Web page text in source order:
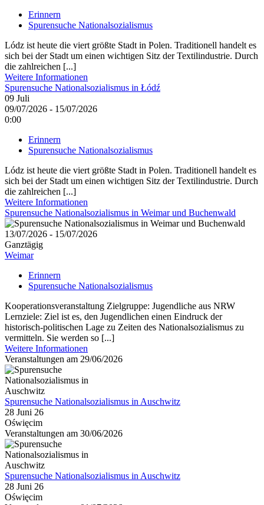
Erinnern
Spurensuche Nationalsozialismus
Lódz ist heute die viert größte Stadt in Polen. Traditionell handelt es
sich bei der Stadt um einen wichtigen Sitz der Textilindustrie. Durch
die zahlreichen [...]
Weitere Informationen
Spurensuche Nationalsozialismus in Łódź
09 Juli
09/07/2026 - 15/07/2026
0:00
Erinnern
Spurensuche Nationalsozialismus
Lódz ist heute die viert größte Stadt in Polen. Traditionell handelt es
sich bei der Stadt um einen wichtigen Sitz der Textilindustrie. Durch
die zahlreichen [...]
Weitere Informationen
Spurensuche Nationalsozialismus in Weimar und Buchenwald
13/07/2026 - 15/07/2026
Ganztägig
Weimar
Erinnern
Spurensuche Nationalsozialismus
Kooperationsveranstaltung Zielgruppe: Jugendliche aus NRW
Lernziele: Ziel ist es, den Jugendlichen einen Eindruck der
historisch-politischen Lage zu Zeiten des Nationalsozialismus zu
vermitteln. Sie werden so [...]
Weitere Informationen
Veranstaltungen am 29/06/2026
Spurensuche Nationalsozialismus in Auschwitz
28 Juni 26
Oświęcim
Veranstaltungen am 30/06/2026
Spurensuche Nationalsozialismus in Auschwitz
28 Juni 26
Oświęcim